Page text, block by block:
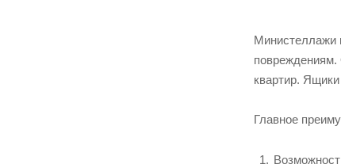
Министеллажи
повреждениям.
квартир.
Главное